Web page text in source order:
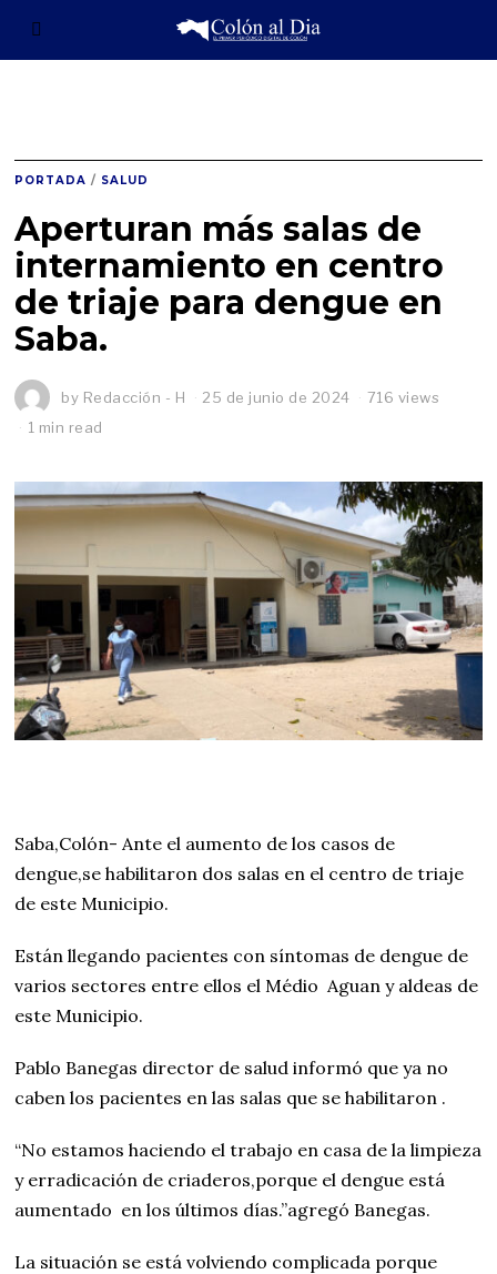
PORTADA / SALUD
Aperturan más salas de
internamiento en centro
de triaje para dengue en
Saba.
by Redacción - H 25 de junio de 2024
716 views
1 min read
Saba,Colón- Ante el aumento de los casos de
dengue,se habilitaron dos salas en el centro de triaje
de este Municipio.
Están llegando pacientes con síntomas de dengue de
varios sectores entre ellos el Médio Aguan y aldeas de
este Municipio.
Pablo Banegas director de salud informó que ya no
caben los pacientes en las salas que se habilitaron .
“No estamos haciendo el trabajo en casa de la limpieza
y erradicación de criaderos,porque el dengue está
aumentado en los últimos días.”agregó Banegas.
La situación se está volviendo complicada porque